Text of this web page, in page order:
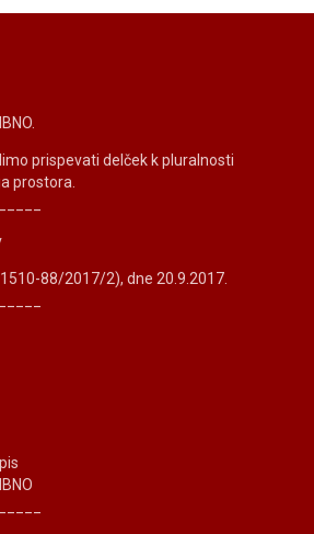
prispevati delček k pluralnosti
prostora.
88/2017/2), dne 20.9.2017.